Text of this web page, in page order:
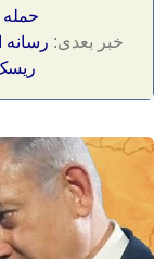
حمله
خبر بعدی: رسانه